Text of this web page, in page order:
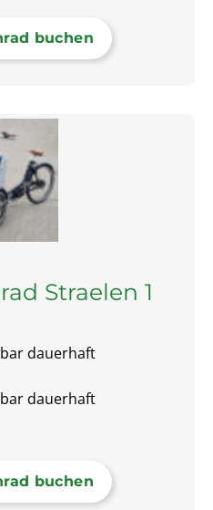
buchen
Straelen 1
dauerhaft
dauerhaft
buchen